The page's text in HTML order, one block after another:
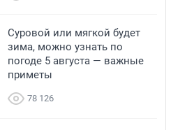
Суровой или мягкой будет
зима, можно узнать по
погоде 5 августа — важные
приметы
78 126